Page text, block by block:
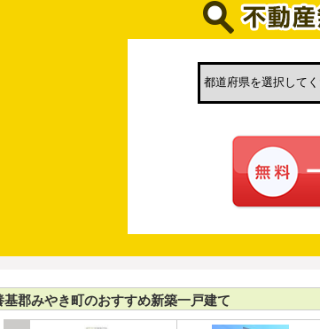
基郡みやき町のおすすめ新築一戸建て